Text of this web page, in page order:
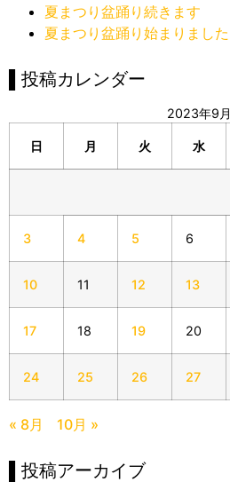
夏まつり盆踊り続きます
夏まつり盆踊り始まりました
▌投稿カレンダー
2023年9月
日 月 火 水
3 4 5 6
10 11 12 13
17 18 19 20
24 25 26 27
« 8月 10月 »
▌投稿アーカイブ